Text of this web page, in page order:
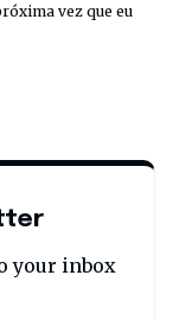
vez que eu
your inbox